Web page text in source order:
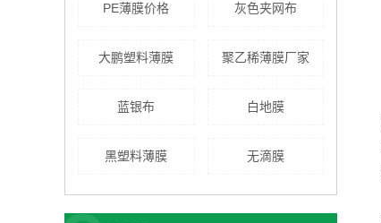
PE薄膜价格 灰色夹网布
大鹏塑料薄膜 聚乙稀薄膜厂家
蓝银布 白地膜
黑塑料薄膜 无滴膜